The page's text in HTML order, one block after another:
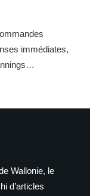
immédiates,
Wallonie, le
d’articles